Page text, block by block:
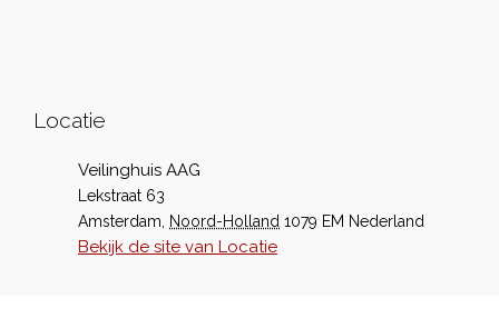
Locatie
Veilinghuis AAG
Lekstraat 63
Amsterdam
Noord-Holland 1079 EM Nederland
Bekijk de site van Locatie